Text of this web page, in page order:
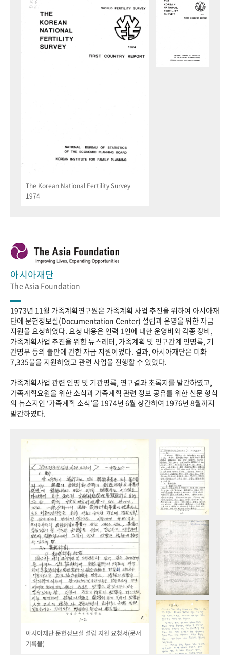
The Korean National Fertility Survey
1974
아시아재단
The Asia Foundation
1973년 11월 가족계획연구원은 가족계획 사업 추진을 위하여 아시아재
단에 문헌정보실(Documentation Center) 설립과 운영을 위한 자금
지원을 요청하였다. 요청 내용은 인력 1인에 대한 운영비와 각종 장비,
가족계획사업 추진을 위한 뉴스레터, 가족계획 및 인구관계 인명록, 기
관명부 등의 출판에 관한 자금 지원이었다. 결과, 아시아재단은 미화
7,335불을 지원하였고 관련 사업을 진행할 수 있었다.
가족계획사업 관련 인명 및 기관명록, 연구결과 초록지를 발간하였고,
가족계획요원을 위한 소식과 가족계획 관련 정보 공유를 위한 신문 형식
의 뉴스지인 ‘가족계획 소식’을 1974년 6월 창간하여 1976년 8월까지
발간하였다.
아시아재단 문헌정보실 설립 지원 요청서(문서
기록물)